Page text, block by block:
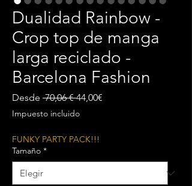
Dualidad Rainbow -
Crop top de manga
larga reciclado -
Barcelona Fashion
Desde 70,06 € Precio
44,00€
Impuesto incluido
FUNKY PARTY PACK!!!
Tamaño *